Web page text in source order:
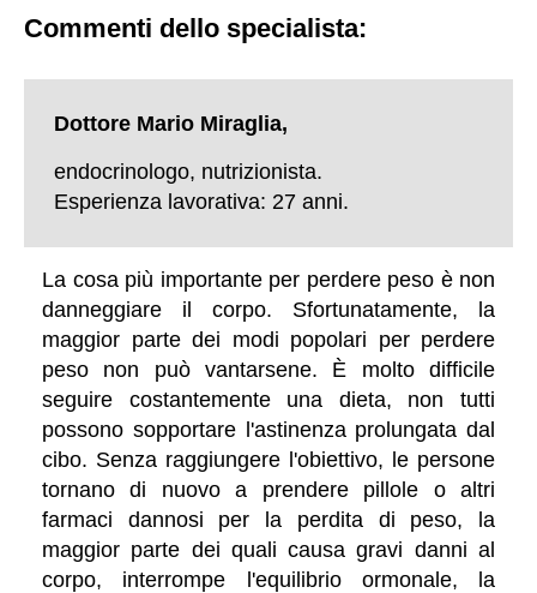
Commenti dello specialista:
Dottore Mario Miraglia,
endocrinologo, nutrizionista.
Esperienza lavorativa: 27 anni.
La cosa più importante per perdere peso è non
danneggiare il corpo. Sfortunatamente, la
maggior parte dei modi popolari per perdere
peso non può vantarsene. È molto difficile
seguire costantemente una dieta, non tutti
possono sopportare l'astinenza prolungata dal
cibo. Senza raggiungere l'obiettivo, le persone
tornano di nuovo a prendere pillole o altri
farmaci dannosi per la perdita di peso, la
maggior parte dei quali causa gravi danni al
corpo, interrompe l'equilibrio ormonale, la